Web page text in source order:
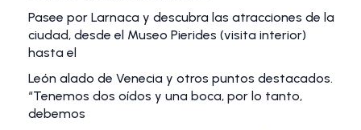
Pasee por Larnaca y descubra las atracciones de la
ciudad, desde el Museo Pierides (visita interior)
hasta el
León alado de Venecia y otros puntos destacados.
“Tenemos dos oídos y una boca, por lo tanto,
debemos